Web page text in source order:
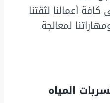
أعمالنا لثقتنا
لمعالجة
المياه